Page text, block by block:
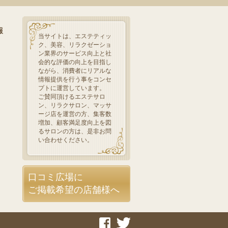
当サイトは、エステティッ
ク、美容、リラクゼーショ
ン業界のサービス向上と社
会的な評価の向上を目指し
ながら、消費者にリアルな
情報提供を行う事をコンセ
プトに運営しています。
ご賛同頂けるエステサロ
ン、リラクサロン、マッサ
ージ店を運営の方、集客数
増加、顧客満足度向上を図
るサロンの方は、是非お問
い合わせください。
口コミ広場に
ご掲載希望の店舗様へ